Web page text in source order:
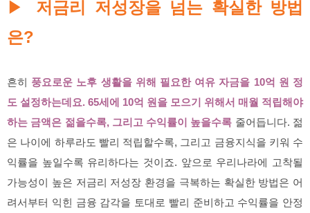
▶
저금리 저성장을 넘는 확실한 방법
은?
흔히 풍요로운 노후 생활을 위해 필요한 여유 자금을 10억 원 정
도 설정하는데요. 65세에 10억 원을 모으기 위해서 매월 적립해야
하는 금액은 젊을수록, 그리고 수익률이 높을수록 줄어듭니다. 젊
은 나이에 하루라도 빨리 적립할수록, 그리고 금융지식을 키워 수
익률을 높일수록 유리하다는 것이죠. 앞으로 우리나라에 고착될
가능성이 높은 저금리 저성장 환경을 극복하는 확실한 방법은 어
려서부터 익힌 금융 감각을 토대로 빨리 준비하고 수익률을 안정